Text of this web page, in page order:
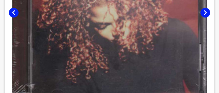
chevron_left chevron_right